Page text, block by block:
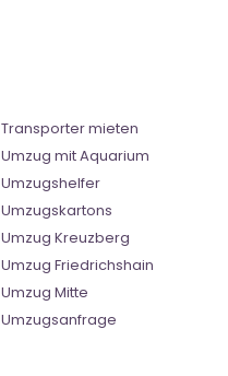
Transporter mieten
Umzug mit Aquarium
Umzugshelfer
Umzugskartons
Umzug Kreuzberg
Umzug Friedrichshain
Umzug Mitte
Umzugsanfrage